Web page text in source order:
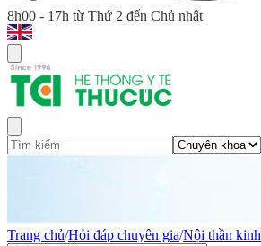
8h00 - 17h từ Thứ 2 đến Chủ nhật
Trang chủ/Hỏi đáp chuyên gia/Nội thần kinh